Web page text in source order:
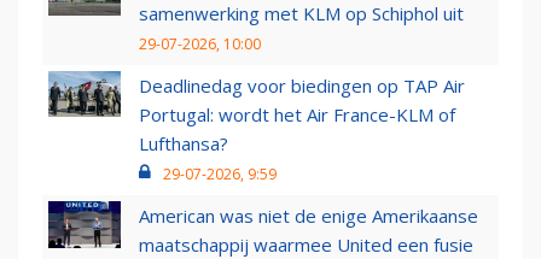
samenwerking met KLM op Schiphol uit
29-07-2026, 10:00
Deadlinedag voor biedingen op TAP Air
Portugal: wordt het Air France-KLM of
Lufthansa?
29-07-2026, 9:59
American was niet de enige Amerikaanse
maatschappij waarmee United een fusie